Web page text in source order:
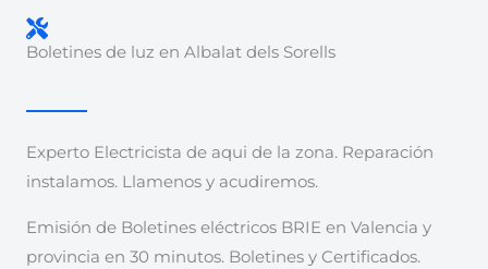
Boletines de luz en Albalat dels Sorells
Experto Electricista de aqui de la zona. Reparación
instalamos. Llamenos y acudiremos.
Emisión de Boletines eléctricos BRIE en Valencia y
provincia en 30 minutos. Boletines y Certificados.